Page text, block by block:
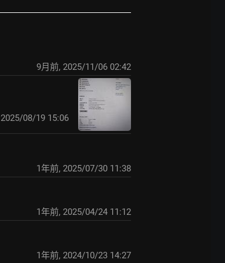
9月前, 2025/11/06 02:42
2025/08/19 15:06
1年前, 2025/07/30 11:38
1年前, 2025/04/24 11:12
1年前, 2024/10/23 14:27